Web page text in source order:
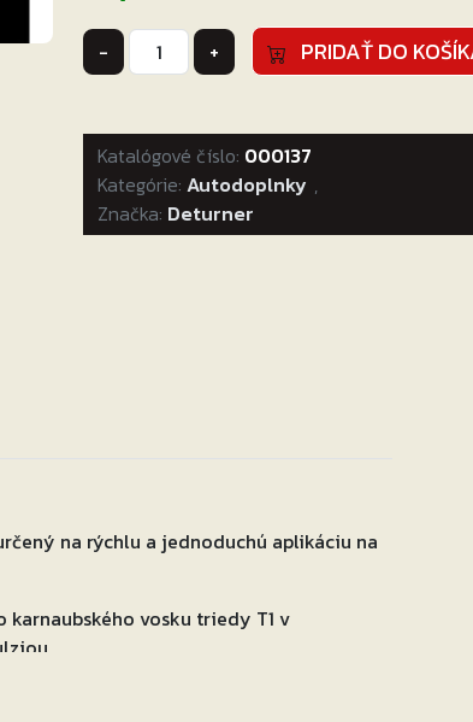
-
množstvo
Hybrid
Wax
500ml
+ PRIDAŤ DO
Katalógové číslo: 000137
Kategórie: Autodoplnky ,
Značka: Deturner
na rýchlu a jednoduchú aplikáciu na
vosku triedy T1 v
so zvýraznením farebného odtieňa